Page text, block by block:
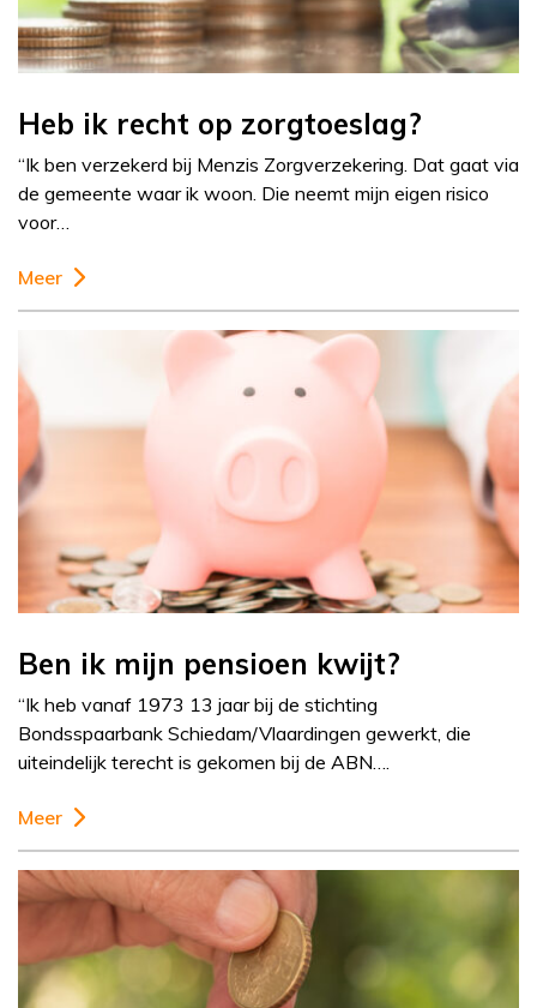
Heb ik recht op zorgtoeslag?
“Ik ben verzekerd bij Menzis Zorgverzekering. Dat gaat via
de gemeente waar ik woon. Die neemt mijn eigen risico
voor…
Meer
Ben ik mijn pensioen kwijt?
“Ik heb vanaf 1973 13 jaar bij de stichting
Bondsspaarbank Schiedam/Vlaardingen gewerkt, die
uiteindelijk terecht is gekomen bij de ABN….
Meer